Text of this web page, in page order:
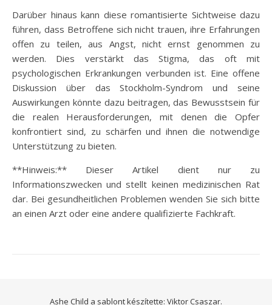
Darüber hinaus kann diese romantisierte Sichtweise dazu
führen, dass Betroffene sich nicht trauen, ihre Erfahrungen
offen zu teilen, aus Angst, nicht ernst genommen zu
werden. Dies verstärkt das Stigma, das oft mit
psychologischen Erkrankungen verbunden ist. Eine offene
Diskussion über das Stockholm-Syndrom und seine
Auswirkungen könnte dazu beitragen, das Bewusstsein für
die realen Herausforderungen, mit denen die Opfer
konfrontiert sind, zu schärfen und ihnen die notwendige
Unterstützung zu bieten.
**Hinweis:** Dieser Artikel dient nur zu
Informationszwecken und stellt keinen medizinischen Rat
dar. Bei gesundheitlichen Problemen wenden Sie sich bitte
an einen Arzt oder eine andere qualifizierte Fachkraft.
Ashe Child a sablont készítette: Viktor Csaszar.